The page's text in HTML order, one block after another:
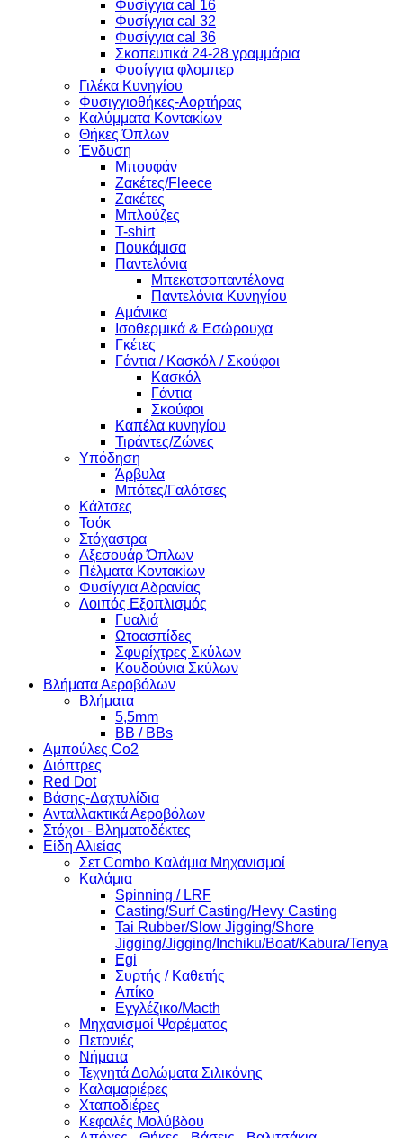
Φυσίγγια cal 16
Φυσίγγια cal 32
Φυσίγγια cal 36
Σκοπευτικά 24-28 γραμμάρια
Φυσίγγια φλομπερ
Γιλέκα Κυνηγίου
Φυσιγγιοθήκες-Αορτήρας
Καλύμματα Κοντακίων
Θήκες Όπλων
Ένδυση
Μπουφάν
Ζακέτες/Fleece
Ζακέτες
Μπλούζες
T-shirt
Πουκάμισα
Παντελόνια
Μπεκατσοπαντέλονα
Παντελόνια Κυνηγίου
Αμάνικα
Ισοθερμικά & Εσώρουχα
Γκέτες
Γάντια / Κασκόλ / Σκούφοι
Κασκόλ
Γάντια
Σκούφοι
Καπέλα κυνηγίου
Τιράντες/Ζώνες
Υπόδηση
Άρβυλα
Μπότες/Γαλότσες
Κάλτσες
Τσόκ
Στόχαστρα
Αξεσουάρ Όπλων
Πέλματα Κοντακίων
Φυσίγγια Αδρανίας
Λοιπός Εξοπλισμός
Γυαλιά
Ωτοασπίδες
Σφυρίχτρες Σκύλων
Κουδούνια Σκύλων
Βλήματα Αεροβόλων
Βλήματα
5,5mm
BB / BBs
Αμπούλες Co2
Διόπτρες
Red Dot
Βάσης-Δαχτυλίδια
Ανταλλακτικά Αεροβόλων
Στόχοι - Βληματοδέκτες
Είδη Αλιείας
Σετ Combo Καλάμια Μηχανισμοί
Καλάμια
Spinning / LRF
Casting/Surf Casting/Hevy Casting
Tai Rubber/Slow Jigging/Shore
Jigging/Jigging/Inchiku/Boat/Kabura/Tenya
Egi
Συρτής / Καθετής
Απίκο
Εγγλέζικο/Macth
Μηχανισμοί Ψαρέματος
Πετονιές
Νήματα
Τεχνητά Δολώματα Σιλικόνης
Καλαμαριέρες
Χταποδιέρες
Κεφαλές Μολύβδου